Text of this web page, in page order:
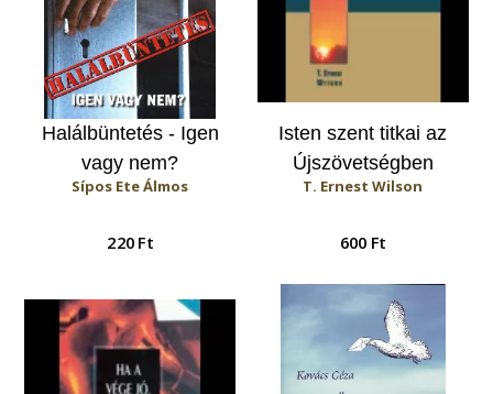
Halálbüntetés - Igen
vagy nem?
Sípos Ete Álmos
220 Ft
Isten szent titkai az
Újszövetségben
T. Ernest Wilson
600 Ft